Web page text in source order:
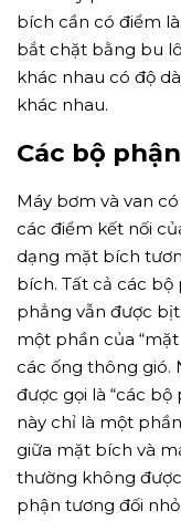
bích cần có điểm
bắt chặt bằng bu
khác nhau có độ
khác nhau.
Các bộ
Máy bơm và van
các điểm kết nối
dạng mặt bích
bích. Tất cả các
phẳng vẫn được
một phần của
các ống thông gió.
được gọi là “các
này chỉ là một
giữa mặt bích và
thường không
phận tương đối